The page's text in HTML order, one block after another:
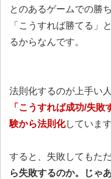
とのあるゲームでの勝
「こうすれば勝てる」
るからなんです。
法則化するのが上手い
「こうすれば成功/失
験から法則化しています
すると、失敗してもた
ら失敗するのか。じゃ